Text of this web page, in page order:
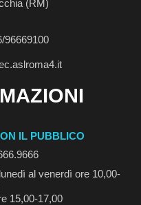
(RM)
96669100
IL PUBBLICO
al venerdì ore 10,00-
15,00-17,00